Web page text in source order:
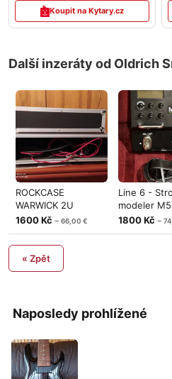
Naposledy prohlížené
Koupit na Kytary.cz
Další inzeráty od Oldrich
ROCKCASE
WARWICK 2U
1600 Kč ~ 66,00 €
Line 6 -
modeler M5
1800 Kč ~
« Zpět